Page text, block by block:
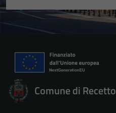
Comune di Recetto